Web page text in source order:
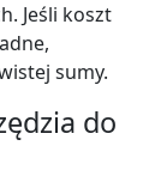
Jeśli koszt
sumy.
do